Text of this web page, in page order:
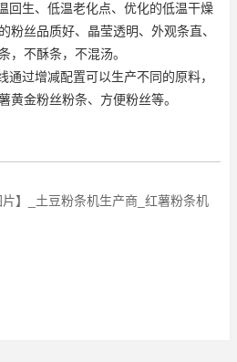
回生、低温老化点、优化的低温干燥
粉丝品质好、晶莹透明、外观条直、
，不酥条，不混汤。
过增减配置可以生产不同的原料，
黄金粉丝粉条、方便粉丝等。
片】_土豆粉条机生产商_红薯粉条机